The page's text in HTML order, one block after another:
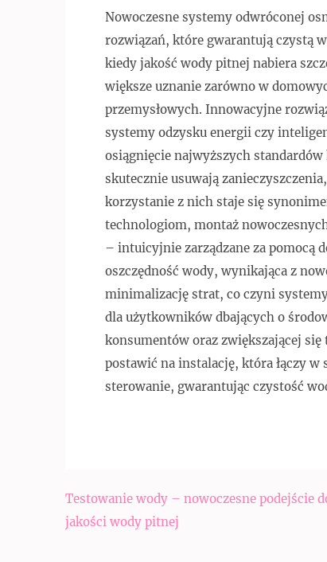
Nowoczesne systemy odwróconej
rozwiązań, które gwarantują czystą
kiedy jakość wody pitnej nabiera
większe uznanie zarówno w
przemysłowych. Innowacyjne
systemy odzysku energii czy
osiągnięcie najwyższych
skutecznie usuwają
korzystanie z nich staje się
technologiom, montaż
– intuicyjnie zarządzane za pomocą
oszczędność wody, wynikająca z
minimalizację strat, co czyni
dla użytkowników dbających o
konsumentów oraz zwiększającej
postawić na instalację, która łączy
sterowanie, gwarantując czystość
Nawigacja
wpisu
Testowanie wody – nowoczesne podejście
jakości wody pitnej